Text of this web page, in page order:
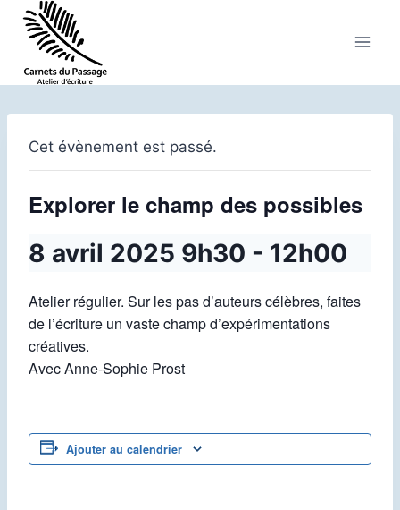
Aller
contenu
Cet évènement est passé.
Explorer le champ des possibles
8 avril 2025 9h30 - 12h00
Atelier régulier. Sur les pas d’auteurs célèbres, faites
de l’écriture un vaste champ d’expérimentations
créatives.
Avec Anne-Sophie Prost
Ajouter au calendrier